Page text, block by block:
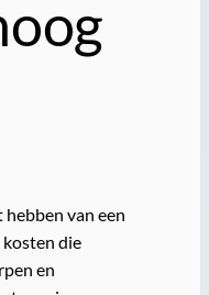
hebben van een
die
en